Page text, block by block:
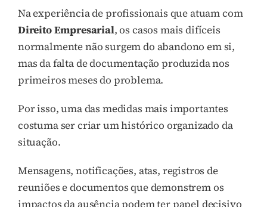
Na experiência de profissionais que atuam com
Direito Empresarial, os casos mais difíceis
normalmente não surgem do abandono em si,
mas da falta de documentação produzida nos
primeiros meses do problema.
Por isso, uma das medidas mais importantes
costuma ser criar um histórico organizado da
situação.
Mensagens, notificações, atas, registros de
reuniões e documentos que demonstrem os
impactos da ausência podem ter papel decisivo